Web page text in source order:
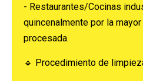
- Restaurantes/Cocinas
quincenalmente por la
procesada.
🔹 Procedimiento de